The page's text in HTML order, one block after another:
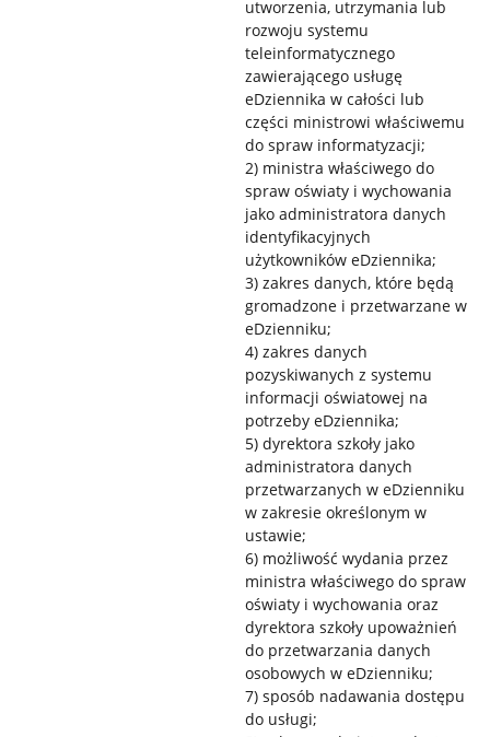
utworzenia, utrzymania lub
rozwoju systemu
teleinformatycznego
zawierającego usługę
eDziennika w całości lub
części ministrowi właściwemu
do spraw informatyzacji;
2) ministra właściwego do
spraw oświaty i wychowania
jako administratora danych
identyfikacyjnych
użytkowników eDziennika;
3) zakres danych, które będą
gromadzone i przetwarzane w
eDzienniku;
4) zakres danych
pozyskiwanych z systemu
informacji oświatowej na
potrzeby eDziennika;
5) dyrektora szkoły jako
administratora danych
przetwarzanych w eDzienniku
w zakresie określonym w
ustawie;
6) możliwość wydania przez
ministra właściwego do spraw
oświaty i wychowania oraz
dyrektora szkoły upoważnień
do przetwarzania danych
osobowych w eDzienniku;
7) sposób nadawania dostępu
do usługi;